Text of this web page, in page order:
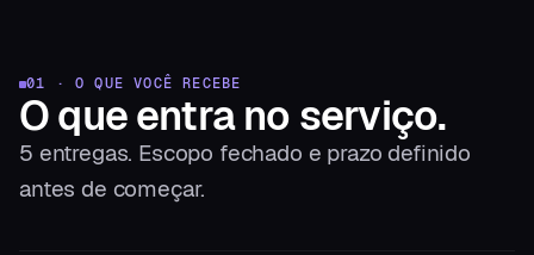
01 · O QUE VOCÊ RECEBE
O que entrano serviço.
5 entregas. Escopo fechado e prazo definido
antes de começar.